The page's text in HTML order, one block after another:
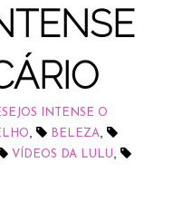
INTENSE O
BELEZA
VÍDEOS DA LULU